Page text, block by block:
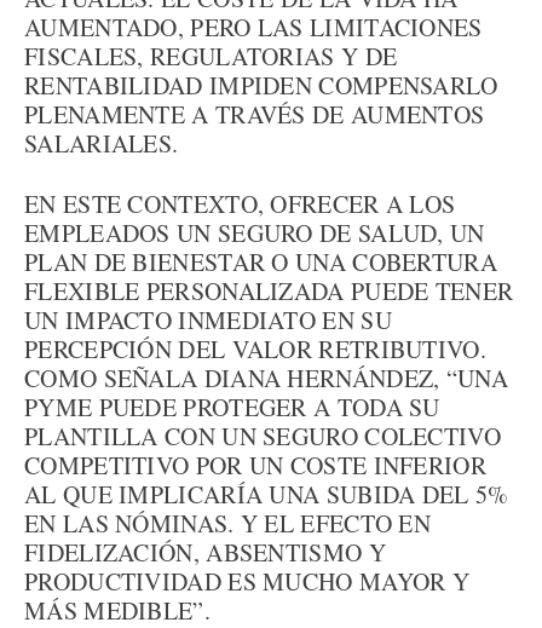
AUMENTADO, PERO LAS LIMITACIONES
FISCALES, REGULATORIAS Y DE
RENTABILIDAD IMPIDEN COMPENSARLO
PLENAMENTE A TRAVÉS DE AUMENTOS
SALARIALES.
EN ESTE CONTEXTO, OFRECER A LOS
EMPLEADOS UN SEGURO DE SALUD, UN
PLAN DE BIENESTAR O UNA COBERTURA
FLEXIBLE PERSONALIZADA PUEDE TENER
UN IMPACTO INMEDIATO EN SU
PERCEPCIÓN DEL VALOR RETRIBUTIVO.
COMO SEÑALA DIANA HERNÁNDEZ, “UNA
PYME PUEDE PROTEGER A TODA SU
PLANTILLA CON UN SEGURO COLECTIVO
COMPETITIVO POR UN COSTE INFERIOR
AL QUE IMPLICARÍA UNA SUBIDA DEL 5%
EN LAS NÓMINAS. Y EL EFECTO EN
FIDELIZACIÓN, ABSENTISMO Y
PRODUCTIVIDAD ES MUCHO MAYOR Y
MÁS MEDIBLE”.